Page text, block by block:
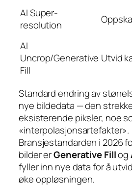
AI Super-
resolution
AI
Uncrop/Generative
Fill
Utvid
Standard endring av
nye bildedata — den
eksisterende piksler, noe
«interpolasjonsartefakter».
Bransjestandarden i 2026
bilder erGenerative Fillog
fyller inn nye data for å
øke oppløsningen.